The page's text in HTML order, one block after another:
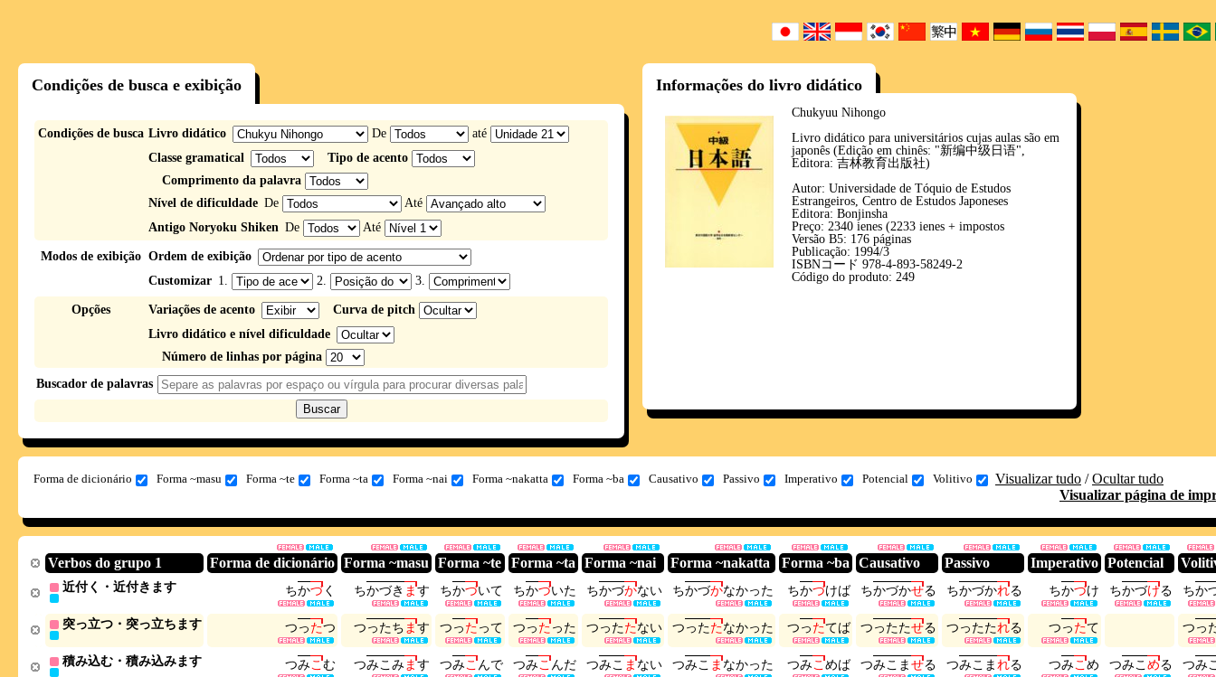
Condições de busca e exibição
Condições de busca Livro didático De
até
Classe gramatical
Tipo de acento
Comprimento da palavra
Nível de dificuldade De
Até
Antigo Noryoku Shiken De Até
Modos de exibição Ordem de exibição
Customizar 1. 2. 3.
Opções Variações de acento
Curva de pitch
Livro didático e nível dificuldade
Número de linhas por página
Buscador de palavras
Informações do livro didático
Chukyuu Nihongo
Livro didático para universitários cujas aulas são em
japonês (Edição em chinês: "新编中级日语",
Editora: 吉林教育出版社)
Autor: Universidade de Tóquio de Estudos
Estrangeiros, Centro de Estudos Japoneses
Editora: Bonjinsha
Preço: 2340 ienes (2233 ienes + impostos
Versão B5: 176 páginas
Publicação: 1994/3
ISBNコード 978-4-893-58249-2
Código do produto: 249
Forma de dicionário Forma ~masu Forma ~te Forma ~ta Forma ~nai Forma ~nakatta Forma ~ba Causativo Passivo Imperativo Potencial Volitivo Visualizar tudo /Ocultar tudo
Visualizar página de
Verbos do grupo 1 Forma de dicionário Forma ~masu Forma ~te Forma ~ta Forma ~nai Forma ~nakatta Forma ~ba Causativo Passivo Imperativo Potencial
近付く・近付きます ちかづく ちかづき ます ちかづいて ちかづいた ちかづかない ちかづかなかった ちかづけば ちかづかせる ちかづかれる ちかづけ ちかづける ちか
突っ立つ・突っ立ちます つったつ つったち ます つったって つったった つったたない つったたなかった つったてば つったたせる つったたれる つったて つっ
積み込む・積み込みます つみこむ つみこ みます つみこんで つみこんだ つみこ まない つみこ まなかった つみこめば つみこ ませる つみこ まれる つみこめ つみこ める つみ